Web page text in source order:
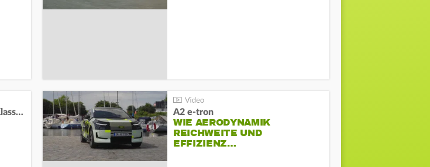
Das neue Mercedes-Benz E-Klasse T-Modell A2 e-tron
WIE AERODYNAMIK
REICHWEITE UND
EFFIZIENZ…